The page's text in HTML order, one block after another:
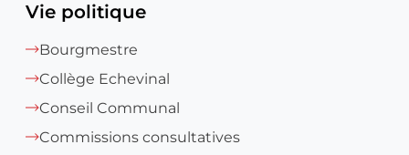
Vie politique
Bourgmestre
Collège Echevinal
Conseil Communal
Commissions consultatives